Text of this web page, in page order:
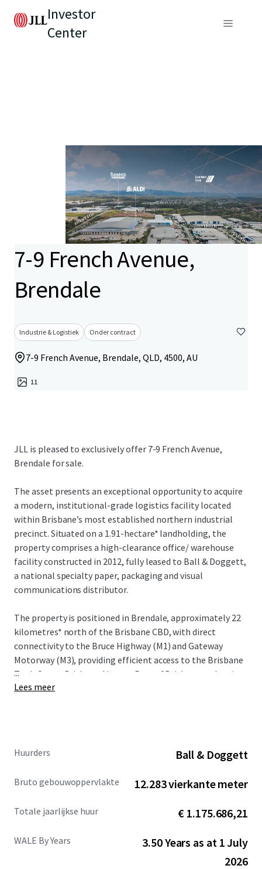
Investor
Center
7-9 French Avenue,
Brendale
Industrie & Logistiek Onder contract
7-9 French Avenue, Brendale, QLD, 4500, AU
11
JLL is pleased to exclusively offer 7-9 French Avenue,
Brendale for sale.
The asset presents an exceptional opportunity to acquire
a modern, institutional-grade logistics facility located
within Brisbane’s most established northern industrial
precinct. Situated on a 1.91-hectare* landholding, the
property comprises a high-clearance office/ warehouse
facility constructed in 2012, fully leased to Ball & Doggett,
a national specialty paper, packaging and visual
communications distributor.
The property is positioned in Brendale, approximately 22
kilometres* north of the Brisbane CBD, with direct
connectivity to the Bruce Highway (M1) and Gateway
Motorway (M3), providing efficient access to the Brisbane
TradeCoast, Brisbane Airport, Port of Brisbane and major
distribution networks across South East Queensland.
annual rental reviews linked to CPI, subject to a 3%
...
Lees meer
Huurders Ball & Doggett
Bruto gebouwoppervlakte 12.283 vierkante meter
Totale jaarlijkse huur € 1.175.686,21
WALE By Years
3.50 Years as at 1 July
2026